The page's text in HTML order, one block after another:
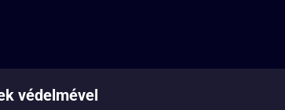
védelmével